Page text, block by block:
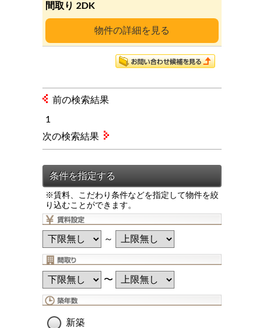
詳細
2DK
前の検索結果
1
※賃料、こだわり条件などを指定して物件を絞
り込むことができます。
～
〜
新築